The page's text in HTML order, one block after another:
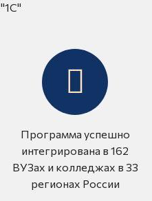
"1С"
Программа успешно
интегрирована в 162
ВУЗах и колледжах в 33
регионах России